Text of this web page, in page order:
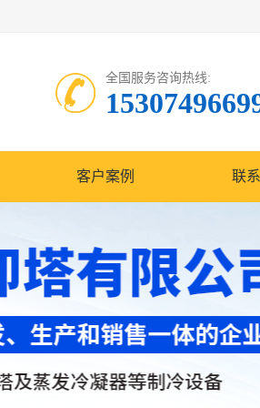
全国服务咨询热线:
客户案例 联